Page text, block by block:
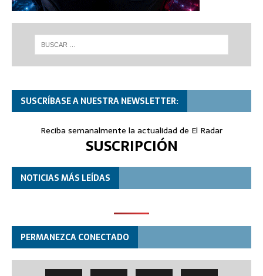
SUSCRÍBASE A NUESTRA NEWSLETTER:
Reciba semanalmente la actualidad de El Radar
SUSCRIPCIÓN
NOTICIAS MÁS LEÍDAS
PERMANEZCA CONECTADO